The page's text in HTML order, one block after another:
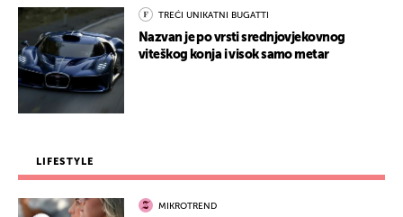
TREĆI UNIKATNI BUGATTI
Nazvan je po vrsti srednjovjekovnog
viteškog konja i visok samo metar
LIFESTYLE
MIKROTREND